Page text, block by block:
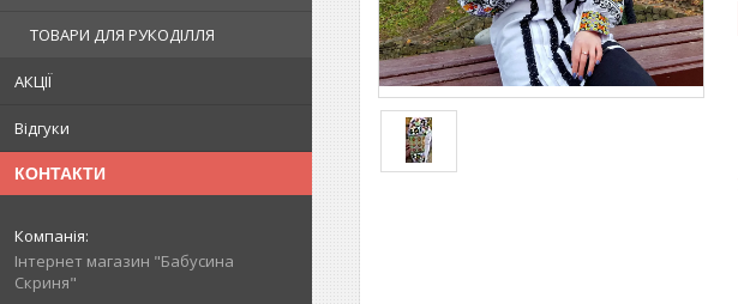
ТОВАРИ ДЛЯ РУКОДІЛЛЯ
АКЦІЇ
Відгуки
КОНТАКТИ
Інтернет магазин "Бабусина
Скриня"